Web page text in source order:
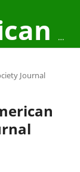
South American Development Society Journal
Journal